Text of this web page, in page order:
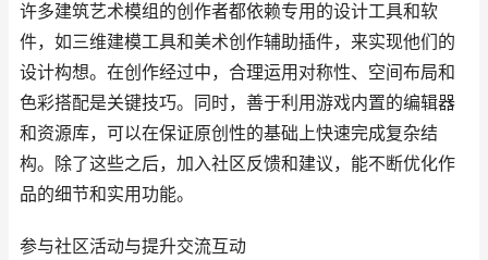
许多建筑艺术模组的创作者都依赖专用的设计工具和软
件，如三维建模工具和美术创作辅助插件，来实现他们的
设计构想。在创作经过中，合理运用对称性、空间布局和
色彩搭配是关键技巧。同时，善于利用游戏内置的编辑器
和资源库，可以在保证原创性的基础上快速完成复杂结
构。除了这些之后，加入社区反馈和建议，能不断优化作
品的细节和实用功能。
参与社区活动与提升交流互动